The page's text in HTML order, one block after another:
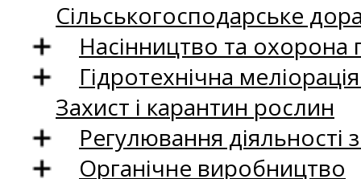
Сільськогосподарське
Насінництво та
Гідротехнічна
Захист і карантин рослин
Регулювання
Органічне виробництво